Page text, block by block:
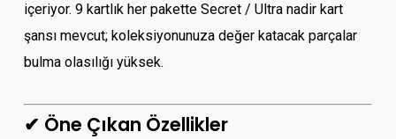
içeriyor. 9 kartlık her pakette Secret / Ultra nadir kart
şansı mevcut; koleksiyonunuza değer katacak parçalar
bulma olasılığı yüksek.
✔ Öne Çıkan Özellikler